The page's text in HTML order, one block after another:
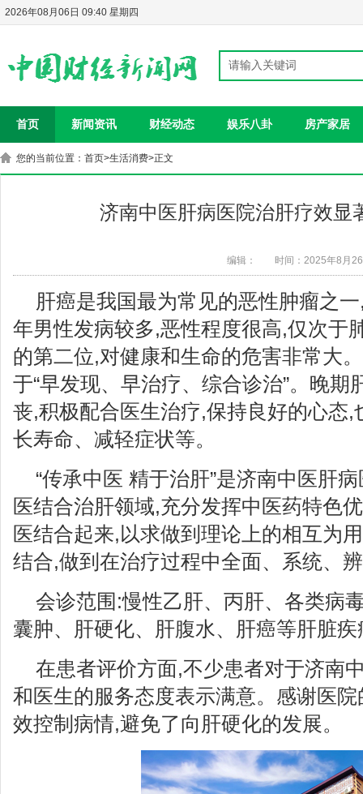
2026年08月06日 09:40 星期四
首页 新闻资讯 财经动态 娱乐八卦 房产家居
您的当前位置： 首页>生活消费>正文
济南中医肝病医院治肝疗效显
编辑： 时间：2025年8月
肝癌是我国最为常见的恶性肿瘤之
年男性发病较多,恶性程度很高,仅次于
的第二位,对健康和生命的危害非常大
于“早发现、早治疗、综合诊治”。晚期
丧,积极配合医生治疗,保持良好的心态,
长寿命、减轻症状等。
“传承中医 精于治肝”是济南中医肝
医结合治肝领域,充分发挥中医药特色
医结合起来,以求做到理论上的相互为
结合,做到在治疗过程中全面、系统、
会诊范围:慢性乙肝、丙肝、各类病
囊肿、肝硬化、肝腹水、肝癌等肝脏疾
在患者评价方面,不少患者对于济南
和医生的服务态度表示满意。感谢医
效控制病情,避免了向肝硬化的发展。